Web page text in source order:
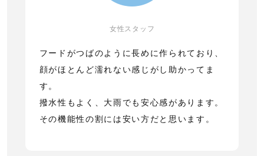
女性スタッフ
フードがつばのように長めに作られており、
顔がほとんど濡れない感じがし助かってま
す。
撥水性もよく、大雨でも安心感があります。
その機能性の割には安い方だと思います。